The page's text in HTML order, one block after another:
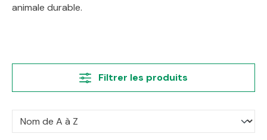
animale durable.
Filtrer les produits